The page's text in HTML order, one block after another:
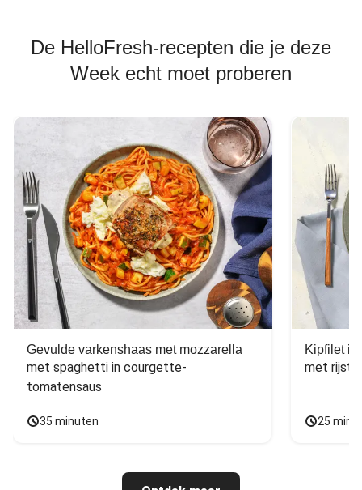
De HelloFresh-recepten die je deze
Week echt moet proberen
Gevulde varkenshaas met mozzarella
met spaghetti in courgette-
tomatensaus
35 minuten
Kipfilet in
met rijst,
25